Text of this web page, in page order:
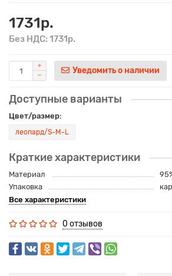
1731р.
Без НДС: 1731р.
Уведомить о наличии
Доступные варианты
Цвет/размер:
леопард/S-M-L
Краткие характеристики
Материал
Упаковка
Все характеристики
0 отзывов